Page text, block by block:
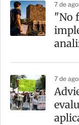
r
7 de
"No
7 de